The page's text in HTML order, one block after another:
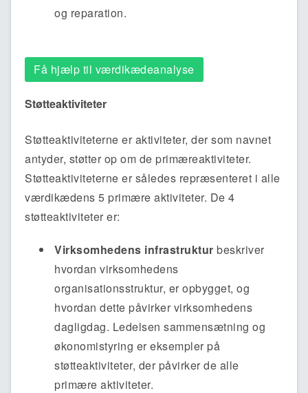
og reparation.
Få hjælp til værdikædeanalyse
Støtteaktiviteter
Støtteaktiviteterne er aktiviteter, der som navnet
antyder, støtter op om de primæreaktiviteter.
Støtteaktiviteterne er således repræsenteret i alle
værdikædens 5 primære aktiviteter. De 4
støtteaktiviteter er:
Virksomhedens infrastruktur beskriver
hvordan virksomhedens
organisationsstruktur, er opbygget, og
hvordan dette påvirker virksomhedens
dagligdag. Ledelsen sammensætning og
økonomistyring er eksempler på
støtteaktiviteter, der påvirker de alle
primære aktiviteter.